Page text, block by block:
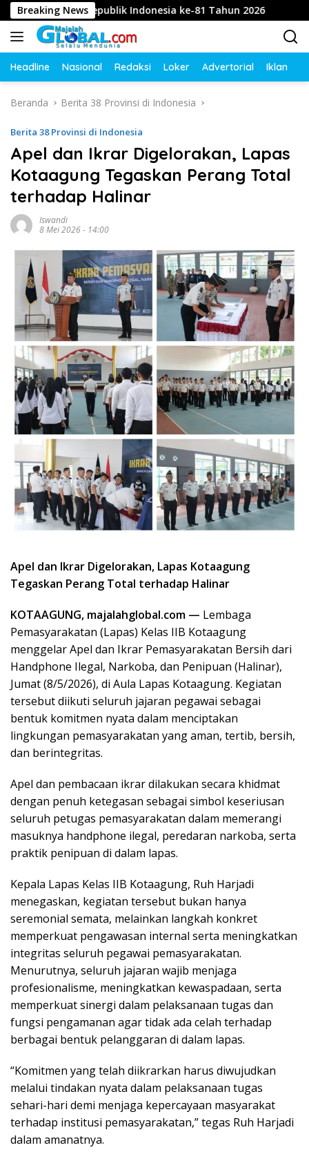
Langsung
ke
konten
Breaking News
Republik Indonesia ke-81 Tahun 2026 Diduga
Headline Nasional Redaksi Loker Advertorial Iklan
Beranda Berita 38 Provinsi di Indonesia
Berita 38 Provinsi di Indonesia
Apel dan Ikrar Digelorakan, Lapas
Kotaagung Tegaskan Perang Total
terhadap Halinar
Iswandi
8 Mei 2026 - 14:00
Apel dan Ikrar Digelorakan, Lapas Kotaagung
Tegaskan Perang Total terhadap Halinar
KOTAAGUNG, majalahglobal.com — Lembaga
Pemasyarakatan (Lapas) Kelas IIB Kotaagung
menggelar Apel dan Ikrar Pemasyarakatan Bersih dari
Handphone Ilegal, Narkoba, dan Penipuan (Halinar),
Jumat (8/5/2026), di Aula Lapas Kotaagung. Kegiatan
tersebut diikuti seluruh jajaran pegawai sebagai
bentuk komitmen nyata dalam menciptakan
lingkungan pemasyarakatan yang aman, tertib, bersih,
dan berintegritas.
Apel dan pembacaan ikrar dilakukan secara khidmat
dengan penuh ketegasan sebagai simbol keseriusan
seluruh petugas pemasyarakatan dalam memerangi
masuknya handphone ilegal, peredaran narkoba, serta
praktik penipuan di dalam lapas.
Kepala Lapas Kelas IIB Kotaagung, Ruh Harjadi
menegaskan, kegiatan tersebut bukan hanya
seremonial semata, melainkan langkah konkret
memperkuat pengawasan internal serta meningkatkan
integritas seluruh pegawai pemasyarakatan.
Menurutnya, seluruh jajaran wajib menjaga
profesionalisme, meningkatkan kewaspadaan, serta
memperkuat sinergi dalam pelaksanaan tugas dan
fungsi pengamanan agar tidak ada celah terhadap
berbagai bentuk pelanggaran di dalam lapas.
“Komitmen yang telah diikrarkan harus diwujudkan
melalui tindakan nyata dalam pelaksanaan tugas
sehari-hari demi menjaga kepercayaan masyarakat
terhadap institusi pemasyarakatan,” tegas Ruh Harjadi
dalam amanatnya.